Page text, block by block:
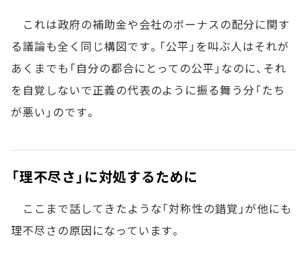
これは政府の補助金や会社のボーナスの配分に関す
る議論も全く同じ構図です。「公平」を叫ぶ人はそれが
あくまでも「自分の都合にとっての公平」なのに、それ
を自覚しないで正義の代表のように振る舞う分「たち
が悪い」のです。
「理不尽さ」に対処するために
ここまで話してきたような「対称性の錯覚」が他にも
理不尽さの原因になっています。